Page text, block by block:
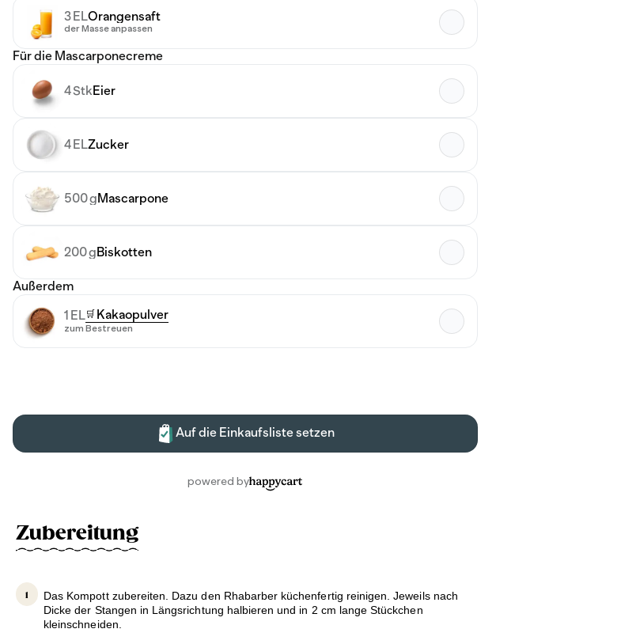
Zubereitung
Das Kompott zubereiten. Dazu den Rhabarber küchenfertig reinigen. Jeweils nach
Dicke der Stangen in Längsrichtung halbieren und in 2 cm lange Stückchen
kleinschneiden.